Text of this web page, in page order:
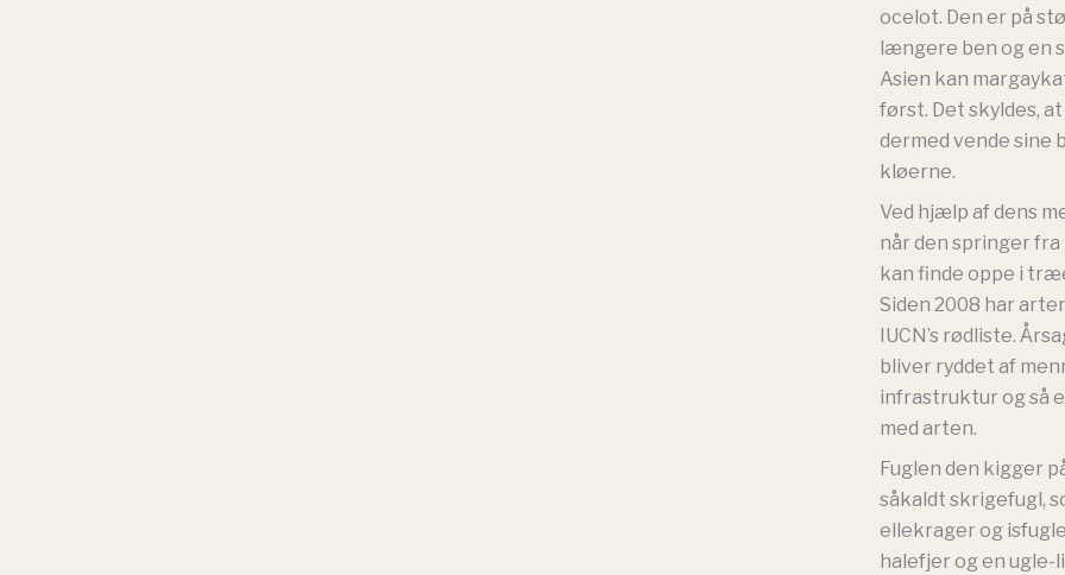
ocelot. Den er på
længere ben og en
Asien kan
først. Det skyldes,
dermed vende sine
kløerne.
Ved hjælp af dens
når den springer
kan finde oppe i
Siden 2008 har
IUCN’s rødliste.
bliver ryddet af
infrastruktur og så
med arten.
Fuglen den kigger
såkaldt skrigefugl,
ellekrager og
halefjer og en ugle-